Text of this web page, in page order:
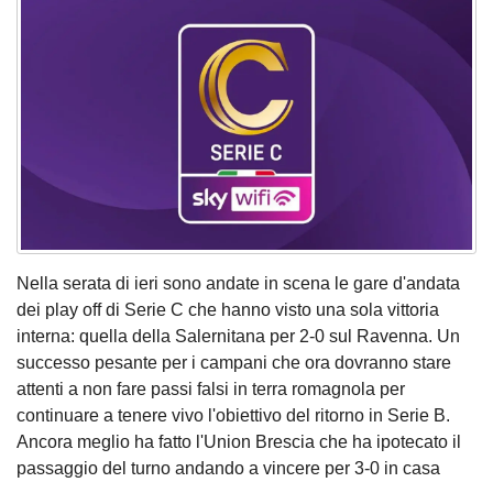
Nella serata di ieri sono andate in scena le gare d'andata
dei play off di Serie C che hanno visto una sola vittoria
interna: quella della Salernitana per 2-0 sul Ravenna. Un
successo pesante per i campani che ora dovranno stare
attenti a non fare passi falsi in terra romagnola per
continuare a tenere vivo l'obiettivo del ritorno in Serie B.
Ancora meglio ha fatto l'Union Brescia che ha ipotecato il
passaggio del turno andando a vincere per 3-0 in casa